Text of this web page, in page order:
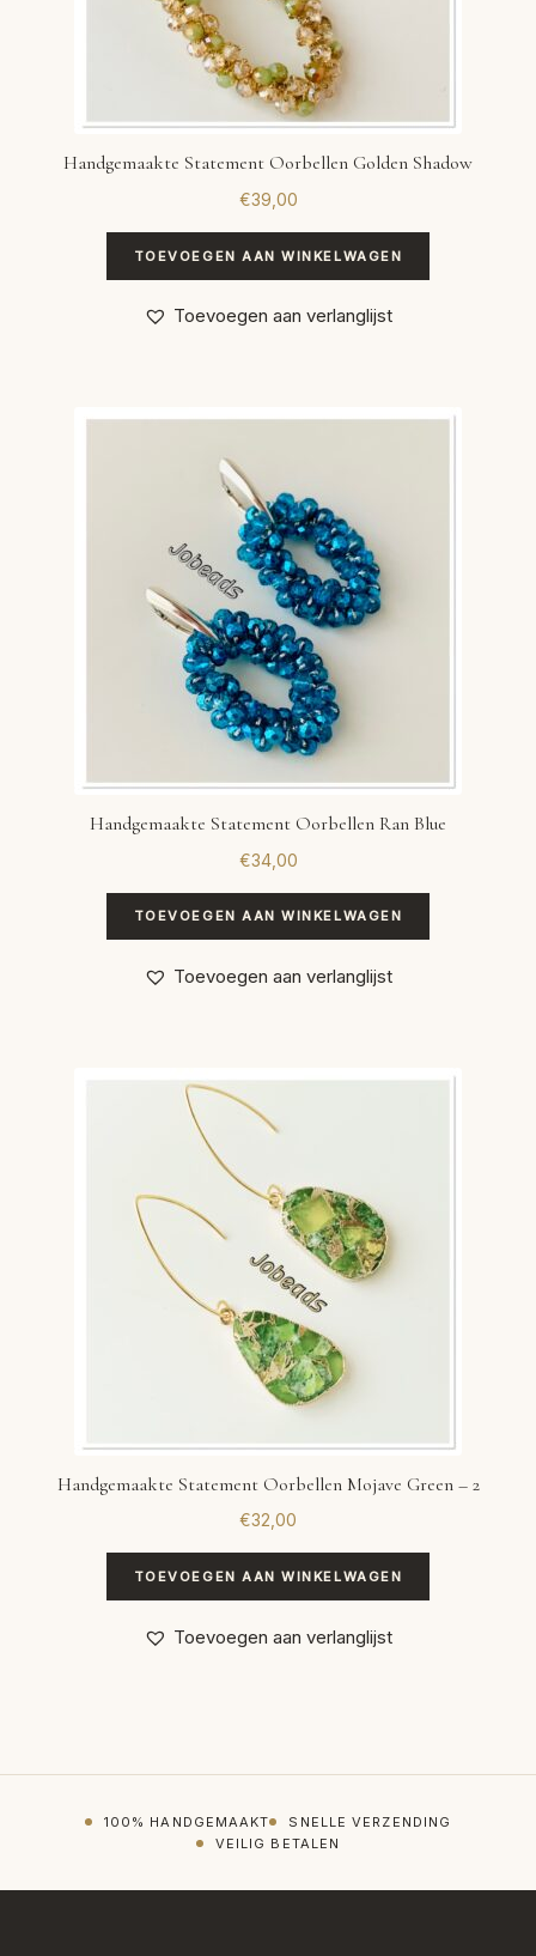
Handgemaakte Statement Oorbellen Golden Shadow
€39,00
TOEVOEGEN AAN WINKELWAGEN
Toevoegen aan verlanglijst
Handgemaakte Statement Oorbellen Ran Blue
€34,00
TOEVOEGEN AAN WINKELWAGEN
Toevoegen aan verlanglijst
Handgemaakte Statement Oorbellen Mojave Green – 2
€32,00
TOEVOEGEN AAN WINKELWAGEN
Toevoegen aan verlanglijst
100% HANDGEMAAKT
SNELLE VERZENDING
VEILIG BETALEN